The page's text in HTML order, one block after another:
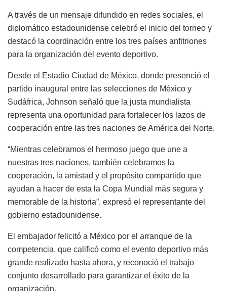
A través de un mensaje difundido en redes sociales, el
diplomático estadounidense celebró el inicio del torneo y
destacó la coordinación entre los tres países anfitriones
para la organización del evento deportivo.
Desde el Estadio Ciudad de México, donde presenció el
partido inaugural entre las selecciones de México y
Sudáfrica, Johnson señaló que la justa mundialista
representa una oportunidad para fortalecer los lazos de
cooperación entre las tres naciones de América del Norte.
“Mientras celebramos el hermoso juego que une a
nuestras tres naciones, también celebramos la
cooperación, la amistad y el propósito compartido que
ayudan a hacer de esta la Copa Mundial más segura y
memorable de la historia”, expresó el representante del
gobierno estadounidense.
El embajador felicitó a México por el arranque de la
competencia, que calificó como el evento deportivo más
grande realizado hasta ahora, y reconoció el trabajo
conjunto desarrollado para garantizar el éxito de la
organización.